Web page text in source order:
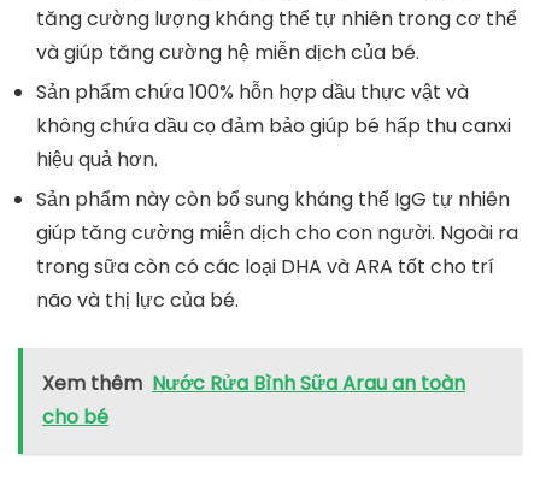
tăng cường lượng kháng thể tự nhiên trong cơ thể
và giúp tăng cường hệ miễn dịch của bé.
Sản phẩm chứa 100% hỗn hợp dầu thực vật và
không chứa dầu cọ đảm bảo giúp bé hấp thu canxi
hiệu quả hơn.
Sản phẩm này còn bổ sung kháng thể IgG tự nhiên
giúp tăng cường miễn dịch cho con người. Ngoài ra
trong sữa còn có các loại DHA và ARA tốt cho trí
não và thị lực của bé.
Xem thêm Nước Rửa Bình Sữa Arau an toàn
cho bé